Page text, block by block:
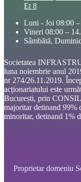
Et 8
Luni - Joi 08:00
Vineri 08:00 –
Sâmbătă,
Societatea
luna noiembrie anul
nr 274/26.11.2019.
acționariatului este
București, prin
majoritar detinand 99%
minoritar, detinand 1%
Proprietar domeniu